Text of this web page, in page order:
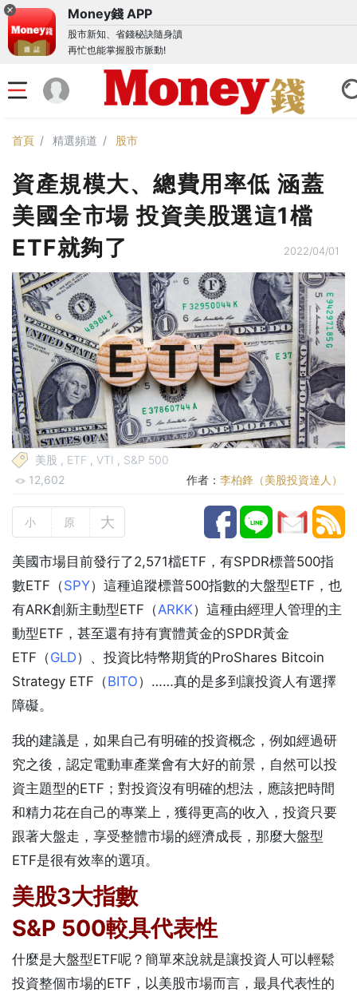
Money錢 APP
股市新知、省錢秘訣隨身讀
再忙也能掌握股市脈動!
首頁 精選頻道 股市
資產規模大、總費用率低 涵蓋
美國全市場 投資美股選這1檔
ETF就夠了
2022/04/01
美股 , ETF , VTI , S&P 500
12,602
作者： 李柏鋒（美股投資達人）
小 原 大
美國市場目前發行了2,571檔ETF，有SPDR標普500指
數ETF（SPY）這種追蹤標普500指數的大盤型ETF，也
有ARK創新主動型ETF（ARKK）這種由經理人管理的主
動型ETF，甚至還有持有實體黃金的SPDR黃金
ETF（GLD）、投資比特幣期貨的ProShares Bitcoin
Strategy ETF（BITO）……真的是多到讓投資人有選擇
障礙。
我的建議是，如果自己有明確的投資概念，例如經過研
究之後，認定電動車產業會有大好的前景，自然可以投
資主題型的ETF；對投資沒有明確的想法，應該把時間
和精力花在自己的專業上，獲得更高的收入，投資只要
跟著大盤走，享受整體市場的經濟成長，那麼大盤型
ETF是很有效率的選項。
美股3大指數
S&P 500較具代表性
什麼是大盤型ETF呢？簡單來說就是讓投資人可以輕鬆
投資整個市場的ETF，以美股市場而言，最具代表性的